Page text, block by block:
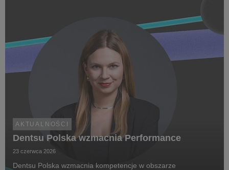
AKTUALNOŚCI
Dentsu Polska wzmacnia Performance
23 czerwca 2026
Dentsu Polska wzmacnia kompetencje w obszarze